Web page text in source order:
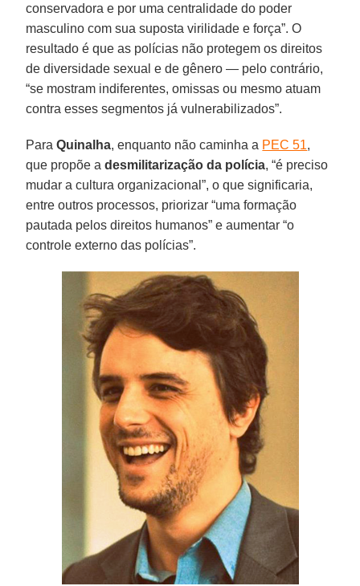
conservadora e por uma centralidade do poder
masculino com sua suposta virilidade e força”. O
resultado é que as polícias não protegem os direitos
de diversidade sexual e de gênero — pelo contrário,
“se mostram indiferentes, omissas ou mesmo atuam
contra esses segmentos já vulnerabilizados”.
ParaQuinalha, enquanto não caminha a PEC 51,
que propõe adesmilitarização da polícia, “é preciso
mudar a cultura organizacional”, o que significaria,
entre outros processos, priorizar “uma formação
pautada pelos direitos humanos” e aumentar “o
controle externo das polícias”.